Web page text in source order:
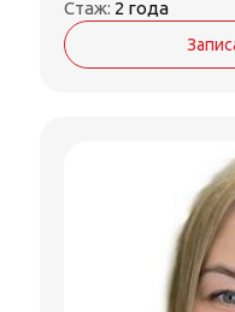
Стаж: 2 года